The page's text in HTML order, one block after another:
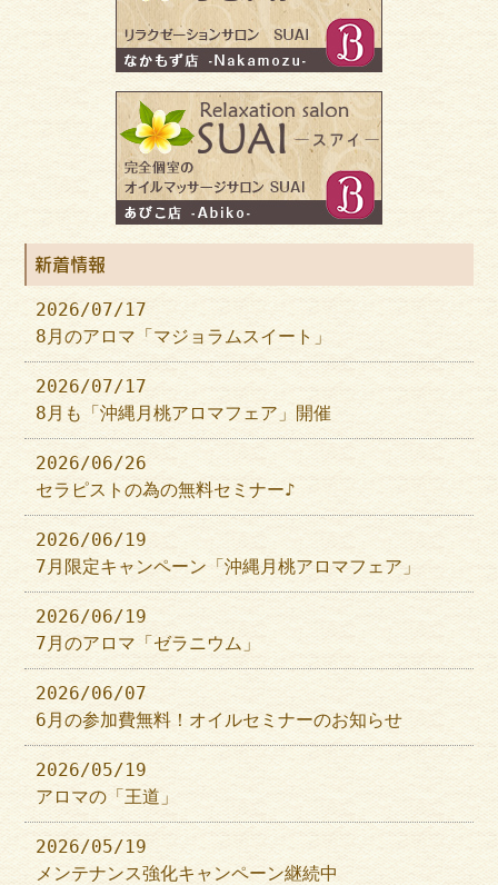
新着情報
2026/07/17
8月のアロマ「マジョラムスイート」
2026/07/17
8月も「沖縄月桃アロマフェア」開催
2026/06/26
セラピストの為の無料セミナー♪
2026/06/19
7月限定キャンペーン「沖縄月桃アロマフェア」
2026/06/19
7月のアロマ「ゼラニウム」
2026/06/07
6月の参加費無料！オイルセミナーのお知らせ
2026/05/19
アロマの「王道」
2026/05/19
メンテナンス強化キャンペーン継続中